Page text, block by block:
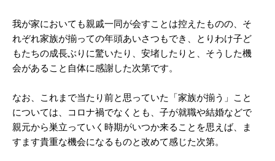
我が家においても親戚一同が会すことは控えたものの、そ
れぞれ家族が揃っての年頭あいさつもでき、とりわけ子ど
もたちの成長ぶりに驚いたり、安堵したりと、そうした機
会があること自体に感謝した次第です。
なお、これまで当たり前と思っていた「家族が揃う」こと
については、コロナ禍でなくとも、子が就職や結婚などで
親元から巣立っていく時期がいつか来ることを思えば、ま
すます貴重な機会になるものと改めて感じた次第。